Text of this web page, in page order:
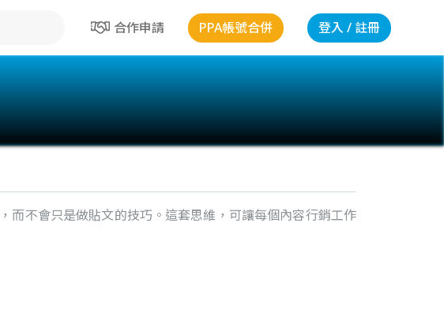
合作申請 PPA帳號合併 登入 / 註冊
而不會只是做貼文的技巧。這套思維，可讓每個內容行銷工作